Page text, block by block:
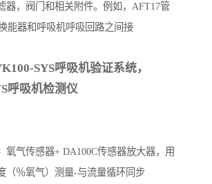
器，阀门和相关附件。例如，AFT17管
能器和呼吸机呼吸回路之间接
SYS呼吸机验证系统，
呼吸机检测仪
氧气传感器+ DA100C传感器放大器，用
（％氧气）测量-与流量循环同步